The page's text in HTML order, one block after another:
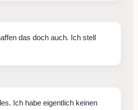
das doch auch. Ich stell
Ich habe eigentlich keinen